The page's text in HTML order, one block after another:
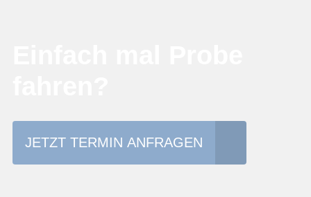
JETZT TERMIN ANFRAGEN